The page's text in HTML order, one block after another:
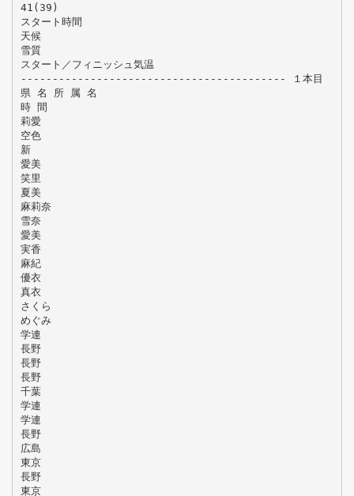
41(39)
スタート時間
天候
雪質
スタート／フィニッシュ気温
------------------------------------------ １本目
県 名 所 属 名
時 間
莉愛
空色
新
愛美
笑里
夏美
麻莉奈
雪奈
愛美
実香
麻紀
優衣
真衣
さくら
めぐみ
学連
長野
長野
長野
千葉
学連
学連
長野
広島
東京
長野
東京